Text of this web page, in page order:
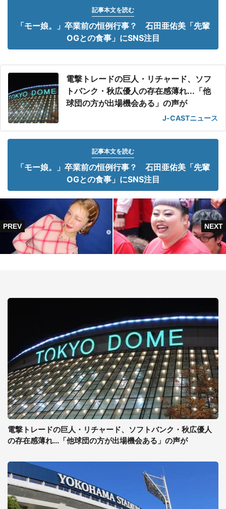
記事本文を読む
「モー娘。」卒業前の恒例行事？ 石田亜佑美「先輩
OGとの食事」にSNS注目
電撃トレードの巨人・リチャード、ソフ
トバンク・秋広優人の存在感薄れ...「他
球団の方が出場機会ある」の声が
J-CASTニュース
記事本文を読む
「モー娘。」卒業前の恒例行事？ 石田亜佑美「先輩
OGとの食事」にSNS注目
電撃トレードの巨人・リチャード、ソフトバンク・秋広優人
の存在感薄れ...「他球団の方が出場機会ある」の声が